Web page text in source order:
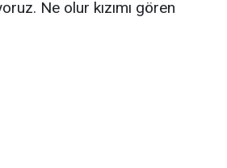
Ne olur kızımı gören